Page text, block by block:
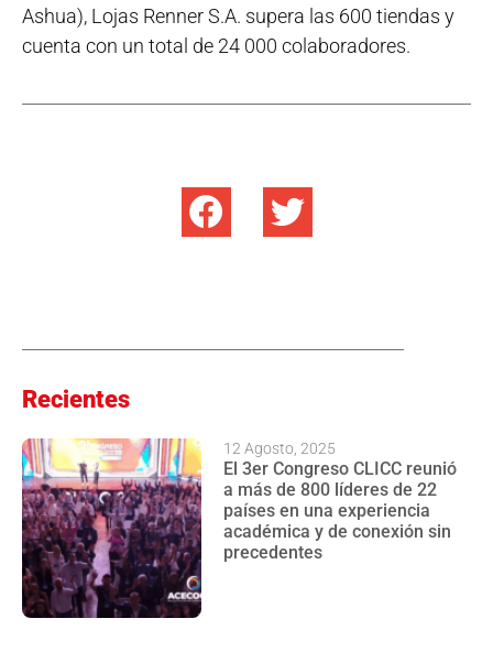
Ashua), Lojas Renner S.A. supera las 600 tiendas y
cuenta con un total de 24 000 colaboradores.
Recientes
El 3er Congreso CLICC reunió
a más de 800 líderes de 22
países en una experiencia
académica y de conexión sin
precedentes
12 Agosto, 2025